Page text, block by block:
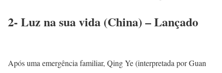
2- Luz na sua vida (China) – Lançado
Após uma emergência familiar, Qing Ye (interpretada por Guan